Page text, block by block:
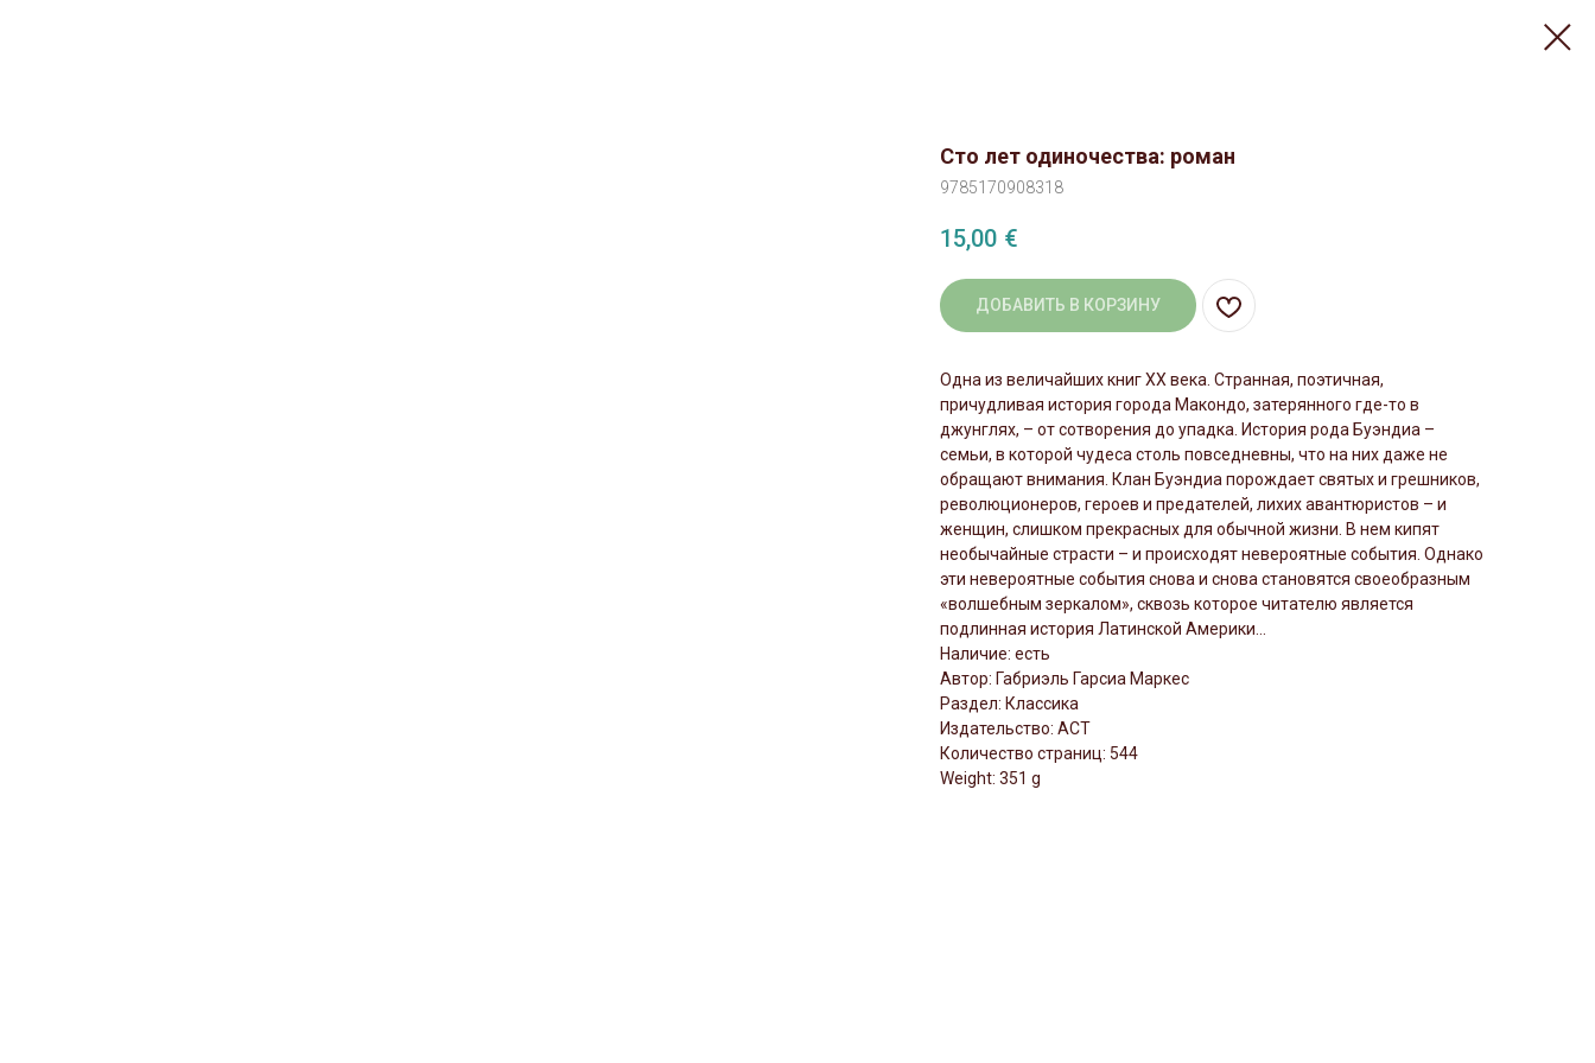
Сто лет одиночества: роман
9785170908318
15,00 €
ДОБАВИТЬ В КОРЗИНУ
Одна из величайших книг ХХ века. Странная, поэтичная,
причудливая история города Макондо, затерянного где-то в
джунглях, – от сотворения до упадка. История рода Буэндиа –
семьи, в которой чудеса столь повседневны, что на них даже не
обращают внимания. Клан Буэндиа порождает святых и грешников,
революционеров, героев и предателей, лихих авантюристов – и
женщин, слишком прекрасных для обычной жизни. В нем кипят
необычайные страсти – и происходят невероятные события. Однако
эти невероятные события снова и снова становятся своеобразным
«волшебным зеркалом», сквозь которое читателю является
подлинная история Латинской Америки…
Наличие: есть
Автор: Габриэль Гарсиа Маркес
Раздел: Классика
Издательство: АСТ
Количество страниц: 544
Weight: 351 g